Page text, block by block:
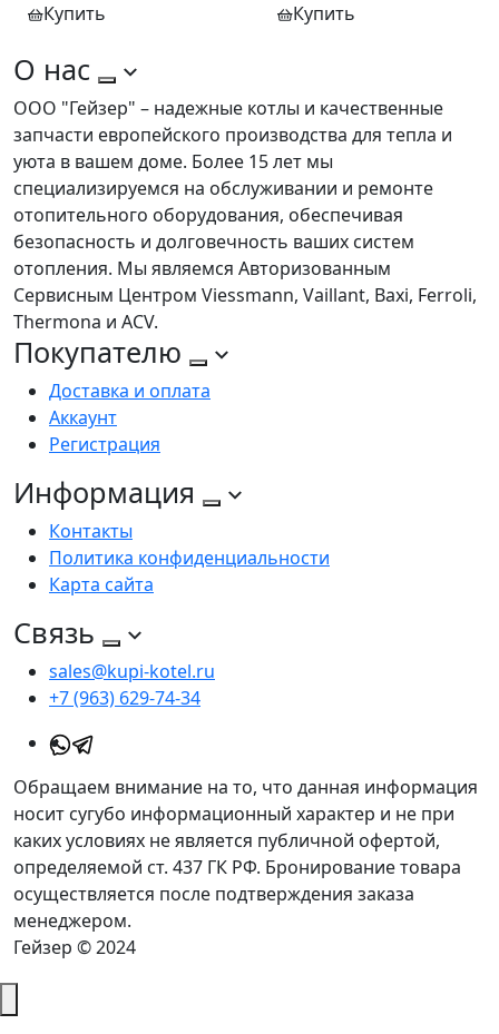
Купить Купить
О нас
ООО "Гейзер" – надежные котлы и качественные
запчасти европейского производства для тепла и
уюта в вашем доме. Более 15 лет мы
специализируемся на обслуживании и ремонте
отопительного оборудования, обеспечивая
безопасность и долговечность ваших систем
отопления. Мы являемся Авторизованным
Сервисным Центром Viessmann, Vaillant, Baxi, Ferroli,
Thermona и ACV.
Покупателю
Доставка и оплата
Аккаунт
Регистрация
Информация
Контакты
Политика конфиденциальности
Карта сайта
Связь
sales@kupi-kotel.ru
+7 (963) 629-74-34
Обращаем внимание на то, что данная информация
носит сугубо информационный характер и не при
каких условиях не является публичной офертой,
определяемой ст. 437 ГК РФ. Бронирование товара
осуществляется после подтверждения заказа
менеджером.
Гейзер © 2024